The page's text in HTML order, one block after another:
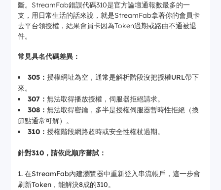
斷。StreamFab錯誤代碼310是官方論壇通報數最多的一
支，用日常生活的話來說，就是StreamFab拿著你的會員卡
去平台領授權，結果會員卡因為Token過期或路由不通被退
件。
常見具名代碼差異：
305：授權網址為空，通常是解析階段沒把授權URL帶下
來。
307：無法取得播放授權，伺服器拒絕請求。
308：無法取得密鑰，多半是授權伺服器暫時性拒絕（換
節點通常可解）。
310：授權階段網路超時或安全性權杖過期。
針對310，請依此順序嘗試：
在StreamFab內建瀏覽器中重新登入串流帳戶，這一步會
刷新Token，能解決8成的310。